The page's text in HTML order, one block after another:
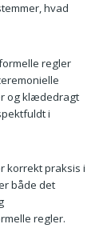
hvad
regler
og klædedragt
i
korrekt praksis i
både det
regler.